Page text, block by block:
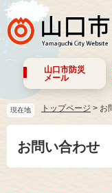
山口市防災
メール
現在地 トップページ > お
お問い合わせ